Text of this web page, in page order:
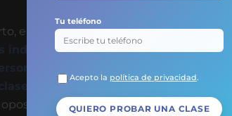
Tu teléfono
Acepto la política de privacidad.
en directo y
individuales
gratispara